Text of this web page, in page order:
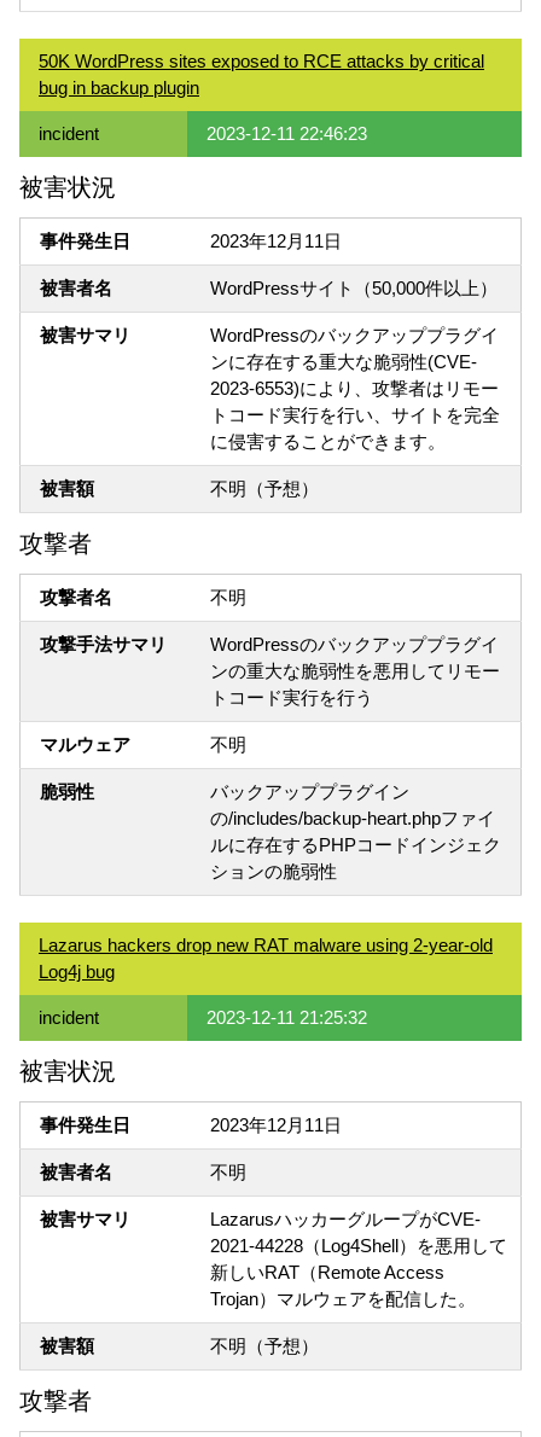
50K WordPress sites exposed to RCE attacks by critical
bug in backup plugin
incident 2023-12-11 22:46:23
被害状況
事件発生日 2023年12月11日
被害者名 WordPressサイト（50,000件以上）
被害サマリ
WordPressのバックアッププラグイ
ンに存在する重大な脆弱性(CVE-
2023-6553)により、攻撃者はリモー
トコード実行を行い、サイトを完全
に侵害することができます。
被害額 不明（予想）
攻撃者
攻撃者名 不明
攻撃手法サマリ
WordPressのバックアッププラグイ
ンの重大な脆弱性を悪用してリモー
トコード実行を行う
マルウェア 不明
脆弱性
バックアッププラグイン
の/includes/backup-heart.phpファイ
ルに存在するPHPコードインジェク
ションの脆弱性
Lazarus hackers drop new RAT malware using 2-year-old
Log4j bug
incident 2023-12-11 21:25:32
被害状況
事件発生日 2023年12月11日
被害者名 不明
被害サマリ
LazarusハッカーグループがCVE-
2021-44228（Log4Shell）を悪用して
新しいRAT（Remote Access
Trojan）マルウェアを配信した。
被害額 不明（予想）
攻撃者